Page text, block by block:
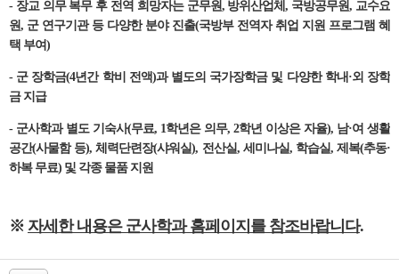
- 장교 의무 복무 후 전역 희망자는 군무원, 방위산업체, 국방공무원, 교수요
원, 군 연구기관 등 다양한 분야진출(국방부 전역자 취업 지원 프로그램 혜
택 부여)
- 군 장학금(4년간 학비 전액)과 별도의 국가장학금 및 다양한 학내·외 장학
금 지급
- 군사학과 별도 기숙사(무료, 1학년은 의무, 2학년 이상은 자율), 남·여 생활
공간(사물함 등), 체력단련장(샤워실), 전산실, 세미나실, 학습실, 제복(추동·
하복 무료) 및 각종 물품 지원
※ 자세한 내용은 군사학과 홈페이지를 참조바랍니다.